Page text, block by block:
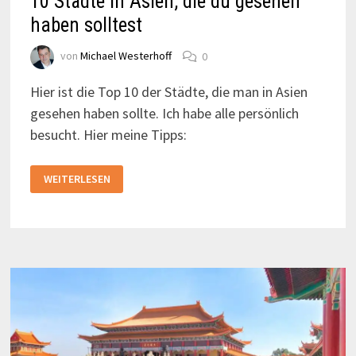
haben solltest
von Michael Westerhoff 0
Hier ist die Top 10 der Städte, die man in Asien
gesehen haben sollte. Ich habe alle persönlich
besucht. Hier meine Tipps:
STÄDTE
IN
WEITERLESEN